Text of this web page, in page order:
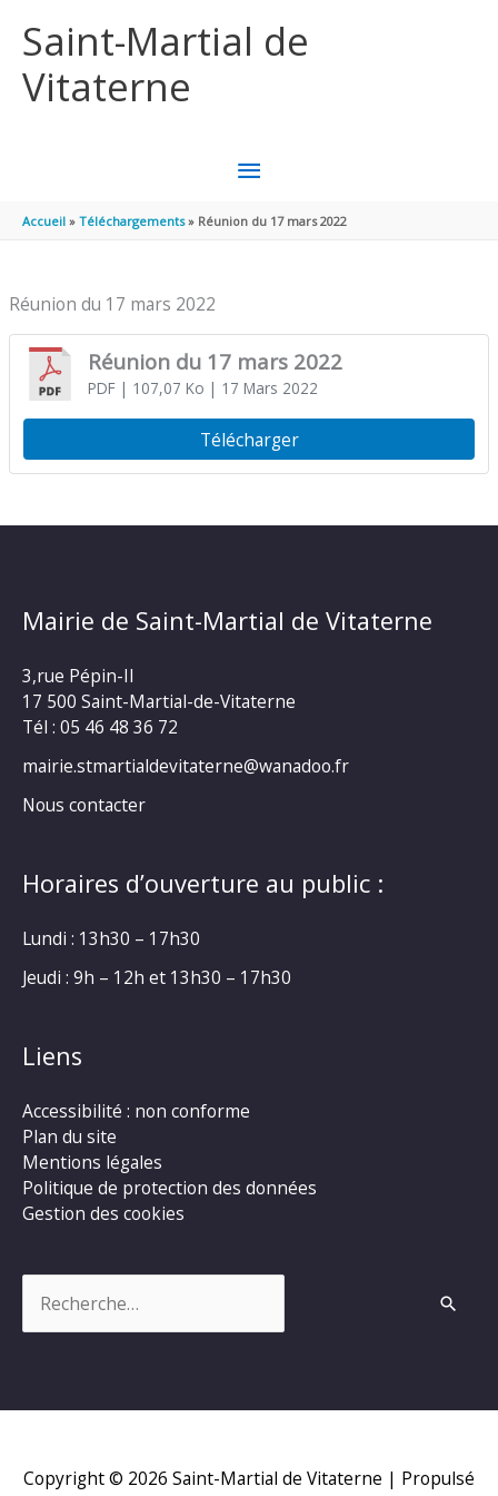
Saint-Martial de
Vitaterne
MENU
PRINCIPAL
Accueil Téléchargements Réunion du 17 mars 2022
Réunion du 17 mars 2022
Réunion du 17 mars 2022
PDF| 107,07 Ko | 17 Mars 2022
Télécharger
Mairie de Saint-Martial de Vitaterne
3,rue Pépin-II
17 500 Saint-Martial-de-Vitaterne
Tél : 05 46 48 36 72
mairie.stmartialdevitaterne@wanadoo.fr
Nous contacter
Horaires d’ouverture au public :
Lundi : 13h30 – 17h30
Jeudi : 9h – 12h et 13h30 – 17h30
Liens
Accessibilité : non conforme
Plan du site
Mentions légales
Politique de protection des données
Gestion des cookies
Copyright © 2026 Saint-Martial de Vitaterne | Propulsé